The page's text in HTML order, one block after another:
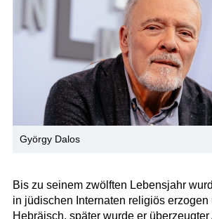
György Dalos
Bis zu seinem zwölften Lebensjahr
in jüdischen Internaten religiös erzogen
Hebräisch, später wurde er